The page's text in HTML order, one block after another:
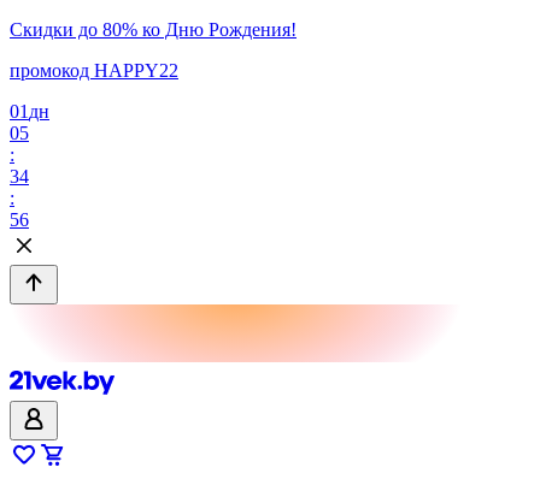
Скидки до 80% ко Дню Рождения!
промокод HAPPY22
01 дн
05
:
34
:
56